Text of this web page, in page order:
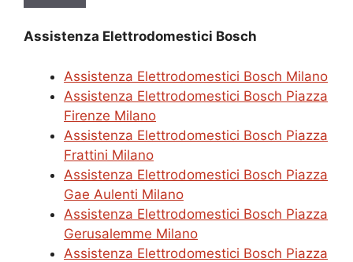
Assistenza Elettrodomestici Bosch
Assistenza Elettrodomestici Bosch Milano
Assistenza Elettrodomestici Bosch Piazza
Firenze Milano
Assistenza Elettrodomestici Bosch Piazza
Frattini Milano
Assistenza Elettrodomestici Bosch Piazza
Gae Aulenti Milano
Assistenza Elettrodomestici Bosch Piazza
Gerusalemme Milano
Assistenza Elettrodomestici Bosch Piazza